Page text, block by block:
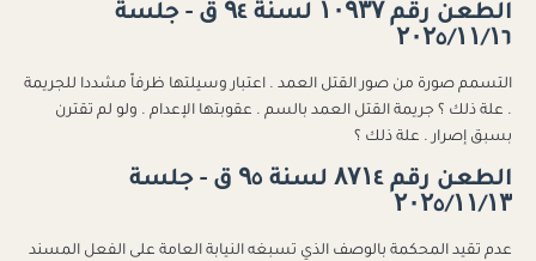
الطعن رقم ۱۰۹۳۷ لسنة ۹٤ ق - جلسة
۲۰۲٥/۱۱/۱٦
التسمم صورة من صور القتل العمد . اعتبار وسيلتها ظرفاً مشددا للجريمة
. علة ذلك ؟ جريمة القتل العمد بالسم . عقوبتها الإعدام . ولو لم تقترن
بسبق إصرار . علة ذلك ؟
الطعن رقم ۸۷۱٤ لسنة ۹٥ ق - جلسة
۲۰۲٥/۱۱/۱۳
عدم تقيد المحكمة بالوصف الذي تسبغه النيابة العامة على الفعل المسند